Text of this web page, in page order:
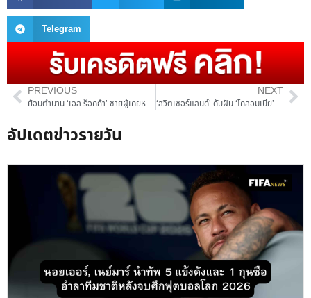
Telegram
PREVIOUS
ย้อนตำนาน ‘เอล ร็อคก้า’ ชายผู้เคยหยุด ‘ลิโอเนล เมสซี่’ ร่างทอง และบทบาทใหม่ในวัย 40 ปี
NEXT
‘สวิตเซอร์แลนด์’ ดับฝัน ‘โคลอมเบีย’ ดวลเป้าชนะ 4-3 สร้างประวัติศาสตร์ทะลุ 8 ทีมในรอบ 72 ปี!
อัปเดตข่าวรายวัน